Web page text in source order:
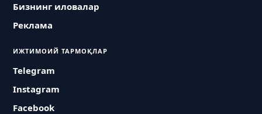
Бизнинг иловалар
Реклама
ИЖТИМОИЙ ТАРМОҚЛАР
Telegram
Instagram
Facebook